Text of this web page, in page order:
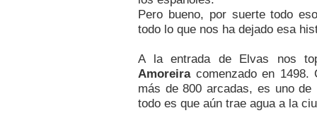
Pero bueno, por suerte todo
todo lo que nos ha dejado esa
A la entrada de Elvas nos
Amoreiracomenzado en 1498.
más de 800 arcadas, es uno
todo es que aún trae agua a la